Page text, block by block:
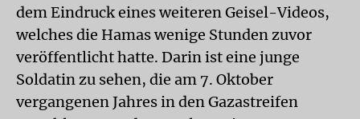
dem Eindruck eines weiteren Geisel-Videos,
welches die Hamas wenige Stunden zuvor
veröffentlicht hatte. Darin ist eine junge
Soldatin zu sehen, die am 7. Oktober
vergangenen Jahres in den Gazastreifen